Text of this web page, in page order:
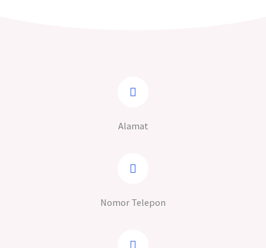
Alamat
Nomor Telepon